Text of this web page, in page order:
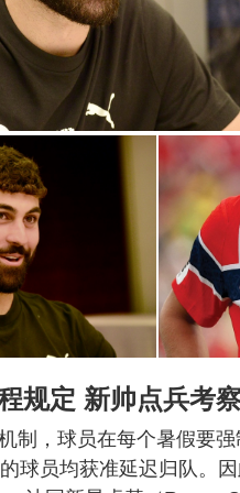
规定 新帅点兵考
制，球员在每个暑假要
球员均获准延迟归队。